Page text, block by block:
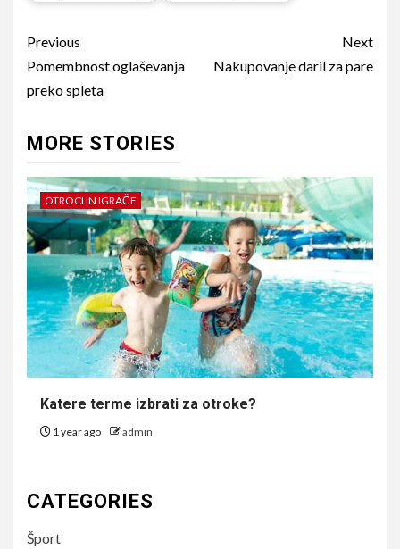
Continue
Reading
Previous
Pomembnost oglaševanja
preko spleta
Next
Nakupovanje daril za pare
MORE STORIES
OTROCI IN IGRAČE
Katere terme izbrati za otroke?
1 year ago admin
CATEGORIES
Šport